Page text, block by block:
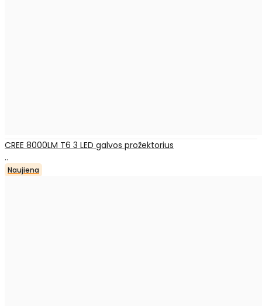
CREE 8000LM T6 3 LED galvos prožektorius
..
Naujiena